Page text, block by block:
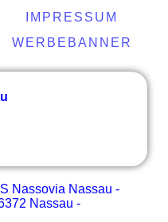
IMPRESSUM
WERBEBANNER
Nassovia Nassau -
Nassau -